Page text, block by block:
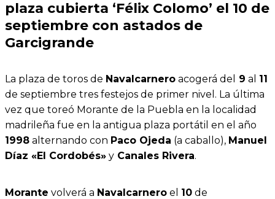
plaza cubierta ‘Félix Colomo’ el 10 de
septiembre con astados de
Garcigrande
La plaza de toros de Navalcarnero acogerá del 9 al 11
de septiembre tres festejos de primer nivel. La última
vez que toreó Morante de la Puebla en la localidad
madrileña fue en la antigua plaza portátil en el año
1998 alternando con Paco Ojeda (a caballo), Manuel
Díaz «El Cordobés» y Canales Rivera.
Morante volverá a Navalcarnero el 10 de